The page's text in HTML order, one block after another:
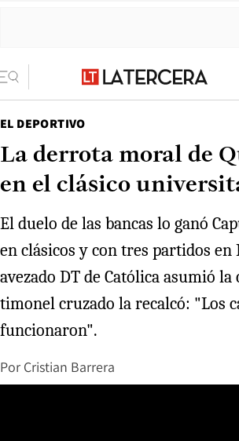
EL DEPORTIVO
La derrota moral de
en el clásico
El duelo de las bancas lo ganó
en clásicos y con tres partidos en
avezado DT de Católica asumió la
timonel cruzado la recalcó: "Los
funcionaron".
Por Cristian Barrera